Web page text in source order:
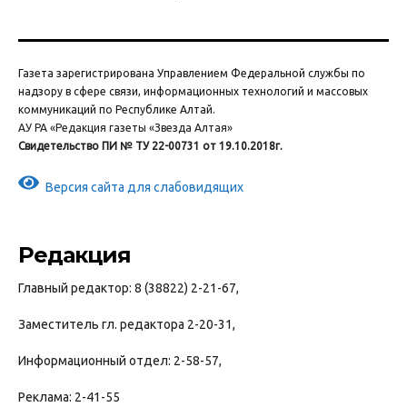
Газета зарегистрирована Управлением Федеральной службы по
надзору в сфере связи, информационных технологий и массовых
коммуникаций по Республике Алтай.
АУ РА «Редакция газеты «Звезда Алтая»
Свидетельство ПИ № ТУ 22-00731 от 19.10.2018г.
Версия сайта для слабовидящих
Редакция
Главный редактор: 8 (38822) 2-21-67,
Заместитель гл. редактора 2-20-31,
Информационный отдел: 2-58-57,
Реклама: 2-41-55